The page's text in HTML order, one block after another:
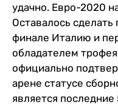
удачно. Евро-2020
Оставалось
финале Италию и
обладателем
официально
арене статусе
является последние